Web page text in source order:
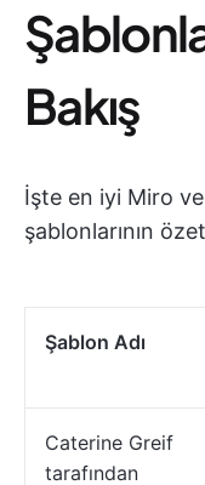
Bakış
İşte en iyi Miro
şablonlarının
Şablon Adı
Caterine Greif
tarafından